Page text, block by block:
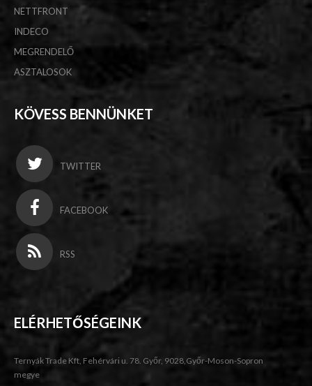
NETTFRONT
INDECO
MEGRENDELŐ
ASZTALOSOK
KÖVESS BENNÜNKET
TWITTER
FACEBOOK
RSS
ELÉRHETŐSÉGEINK
Ternyák Trade Kft, Fehérvári u. 78. Győr, 9028,Győr-Moson-Sopron
megye